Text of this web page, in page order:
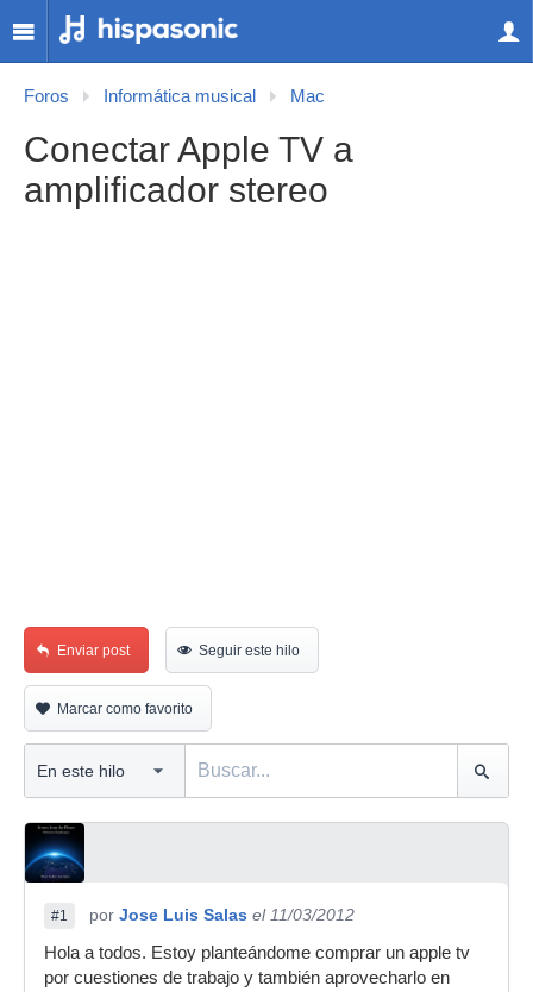
Foros Informática musical Mac
Conectar Apple TV a
amplificador stereo
Enviar post Seguir este hilo
Marcar como favorito
#1 por Jose Luis Salas el 11/03/2012
Hola a todos. Estoy planteándome comprar un apple tv
por cuestiones de trabajo y también aprovecharlo en